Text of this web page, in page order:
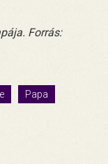
Forrás:
Papa